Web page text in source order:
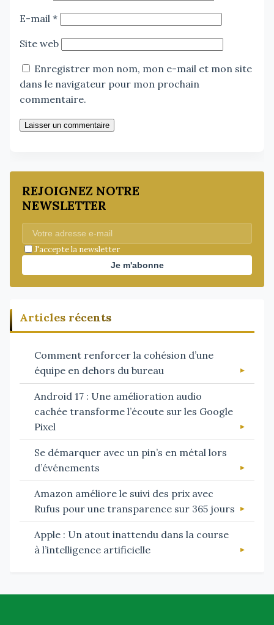
E-mail *
Site web
Enregistrer mon nom, mon e-mail et mon site
dans le navigateur pour mon prochain
commentaire.
Laisser un commentaire
REJOIGNEZ NOTRE
NEWSLETTER
J'accepte la newsletter
Je m'abonne
Articles récents
Comment renforcer la cohésion d’une
équipe en dehors du bureau
Android 17 : Une amélioration audio
cachée transforme l’écoute sur les Google
Pixel
Se démarquer avec un pin’s en métal lors
d’événements
Amazon améliore le suivi des prix avec
Rufus pour une transparence sur 365 jours
Apple : Un atout inattendu dans la course
à l’intelligence artificielle